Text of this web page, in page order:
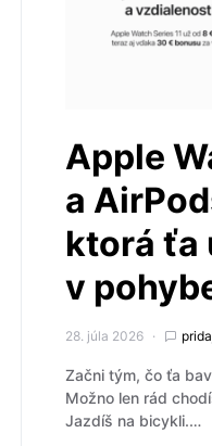
Apple
a
ktorá ťa
v
28. júla 2026
Začni tým, čo ťa
Možno len rád
Jazdíš na bicykli.…